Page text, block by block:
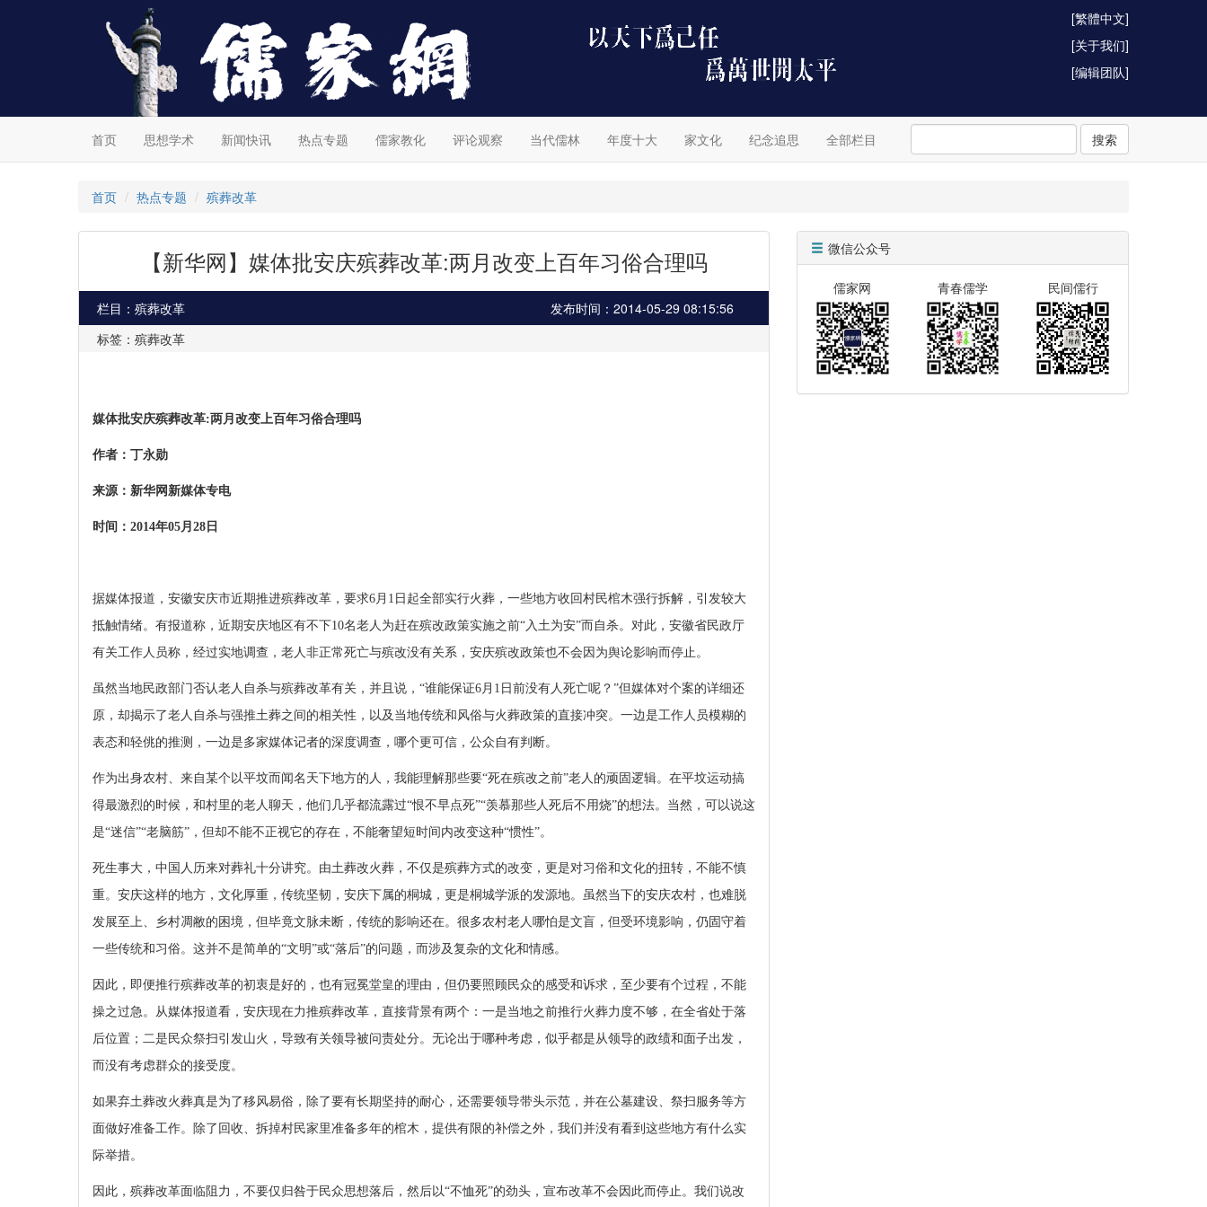
[繁體中文]
[关于我们]
[编辑团队]
首页 思想学术 新闻快讯 热点专题 儒家教化 评论观察 当代儒林 年度十大 家文化 纪念追思 全部栏目 搜索
首页 热点专题 殡葬改革
【新华网】媒体批安庆殡葬改革:两月改变上百年习俗合理吗
栏目：殡葬改革
发布时间：2014-05-29 08:15:56
标签：殡葬改革
媒体批安庆殡葬改革:两月改变上百年习俗合理吗
作者：丁永勋
来源：新华网新媒体专电
时间： 2014年05月 28 日
据媒体报道，安徽安庆市近期推进殡葬改革，要求6月 1 日起全部实行火葬，一些地方收回村民棺木强行拆解，引发较大
抵触情绪。有报道称，近期安庆地区有不下10名老人为赶在殡改政策实施之前“入土为安”而自杀。对此，安徽省民政厅
有关工作人员称，经过实地调查，老人非正常死亡与殡改没有关系，安庆殡改政策也不会因为舆论影响而停止。
虽然当地民政部门否认老人自杀与殡葬改革有关，并且说，“谁能保证6月 1 日前没有人死亡呢？”但媒体对个案的详细还
原，却揭示了老人自杀与强推土葬之间的相关性，以及当地传统和风俗与火葬政策的直接冲突。一边是工作人员模糊的
表态和轻佻的推测，一边是多家媒体记者的深度调查，哪个更可信，公众自有判断。
作为出身农村、来自某个以平坟而闻名天下地方的人，我能理解那些要“死在殡改之前”老人的顽固逻辑。在平坟运动搞
得最激烈的时候，和村里的老人聊天，他们几乎都流露过“恨不早点死”“羡慕那些人死后不用烧”的想法。当然，可以说这
是“迷信”“老脑筋”，但却不能不正视它的存在，不能奢望短时间内改变这种“惯性”。
死生事大，中国人历来对葬礼十分讲究。由土葬改火葬，不仅是殡葬方式的改变，更是对习俗和文化的扭转，不能不慎
重。安庆这样的地方，文化厚重，传统坚韧，安庆下属的桐城，更是桐城学派的发源地。虽然当下的安庆农村，也难脱
发展至上、乡村凋敝的困境，但毕竟文脉未断，传统的影响还在。很多农村老人哪怕是文盲，但受环境影响，仍固守着
一些传统和习俗。这并不是简单的“文明”或“落后”的问题，而涉及复杂的文化和情感。
因此，即便推行殡葬改革的初衷是好的，也有冠冕堂皇的理由，但仍要照顾民众的感受和诉求，至少要有个过程，不能
操之过急。从媒体报道看，安庆现在力推殡葬改革，直接背景有两个：一是当地之前推行火葬力度不够，在全省处于落
后位置；二是民众祭扫引发山火，导致有关领导被问责处分。无论出于哪种考虑，似乎都是从领导的政绩和面子出发，
而没有考虑群众的接受度。
如果弃土葬改火葬真是为了移风易俗，除了要有长期坚持的耐心，还需要领导带头示范，并在公墓建设、祭扫服务等方
面做好准备工作。除了回收、拆掉村民家里准备多年的棺木，提供有限的补偿之外，我们并没有看到这些地方有什么实
际举措。
因此，殡葬改革面临阻力，不要仅归咎于民众思想落后，然后以“不恤死”的劲头，宣布改革不会因此而停止。我们说改
微信公众号
儒家网 青春儒学 民间儒行